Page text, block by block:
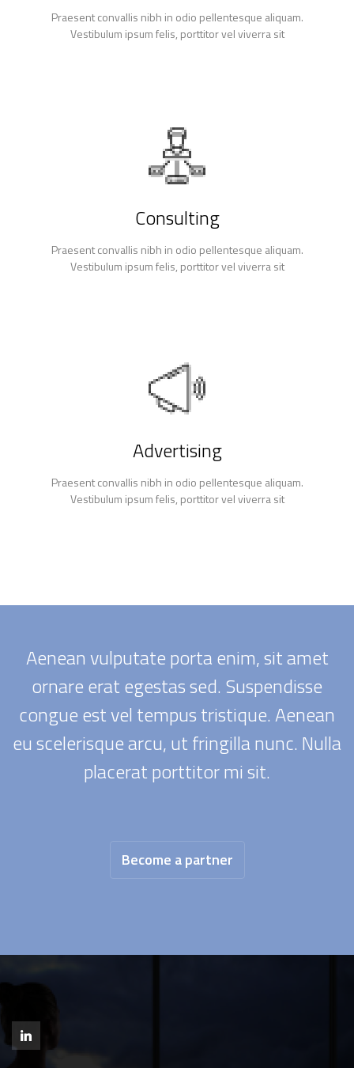
Praesent convallis nibh in odio pellentesque aliquam.
Vestibulum ipsum felis, porttitor vel viverra sit
Consulting
Praesent convallis nibh in odio pellentesque aliquam.
Vestibulum ipsum felis, porttitor vel viverra sit
Advertising
Praesent convallis nibh in odio pellentesque aliquam.
Vestibulum ipsum felis, porttitor vel viverra sit
Aenean vulputate porta enim, sit amet
ornare erat egestas sed. Suspendisse
congue est vel tempus tristique. Aenean
eu scelerisque arcu, ut fringilla nunc. Nulla
placerat porttitor mi sit.
Become a partner